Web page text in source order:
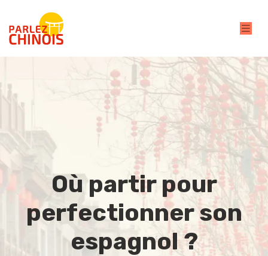
Où partir pour
perfectionner son
espagnol ?